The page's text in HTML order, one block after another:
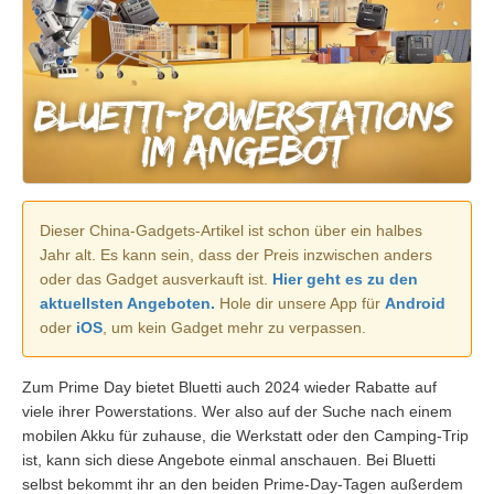
Dieser China-Gadgets-Artikel ist schon über ein halbes
Jahr alt. Es kann sein, dass der Preis inzwischen anders
oder das Gadget ausverkauft ist. Hier geht es zu den
aktuellsten Angeboten. Hole dir unsere App für Android
oder iOS , um kein Gadget mehr zu verpassen.
Zum Prime Day bietet Bluetti auch 2024 wieder Rabatte auf
viele ihrer Powerstations. Wer also auf der Suche nach einem
mobilen Akku für zuhause, die Werkstatt oder den Camping-Trip
ist, kann sich diese Angebote einmal anschauen. Bei Bluetti
selbst bekommt ihr an den beiden Prime-Day-Tagen außerdem